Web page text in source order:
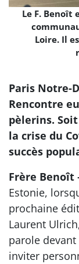
Le F. Benoît
Loire. Il
Paris Notre-
Rencontre
pèlerins.
la crise du
succès
Frère Benoît
Estonie,
prochaine
Laurent
parole
inviter